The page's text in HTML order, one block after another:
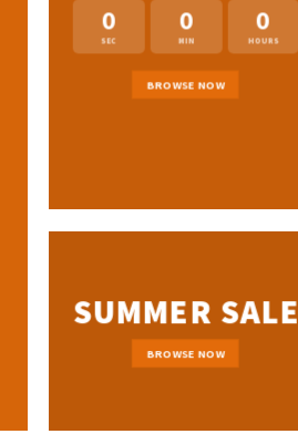
0
HOURS
0
MIN
0
SEC
BROWSE NOW
SUMMER SALE
BROWSE NOW